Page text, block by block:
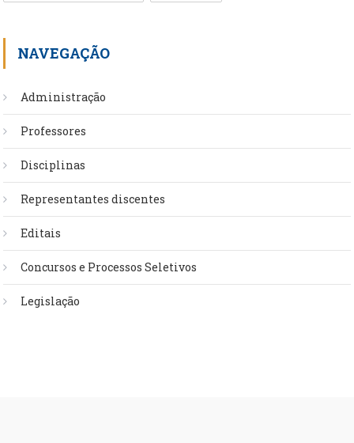
NAVEGAÇÃO
Administração
Professores
Disciplinas
Representantes discentes
Editais
Concursos e Processos Seletivos
Legislação